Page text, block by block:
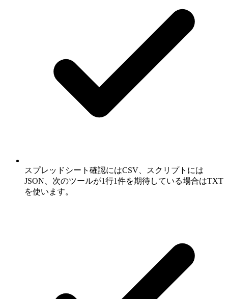
スプレッドシート確認にはCSV、スクリプトには
JSON、次のツールが1行1件を期待している場合はTXT
を使います。